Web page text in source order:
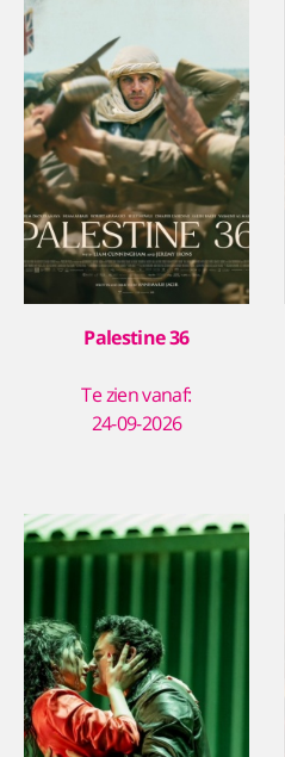
Palestine 36
Te zien vanaf:
24-09-2026